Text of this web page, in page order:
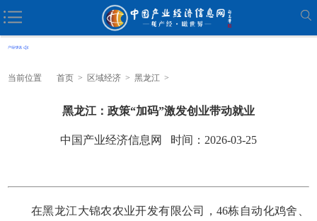
当前位置 首页 > 区域经济 > 黑龙江 >
黑龙江：政策“加码”激发创业带动就业
中国产业经济信息网 时间：2026-03-25
在黑龙江大锦农农业开发有限公司，46栋自动化鸡舍、